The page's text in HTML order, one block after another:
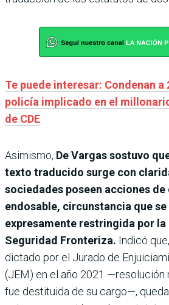
Te puede interesar: Condenan a
policía implicado en el
de CDE
Asimismo, De Vargas sostuvo
texto traducido surge con
sociedades poseen acciones
endosable, circunstancia que
expresamente restringida por la
Seguridad Fronteriza. Indicó
dictado por el Jurado de
(JEM) en el año 2021 —resolución
fue destituida de su cargo—,